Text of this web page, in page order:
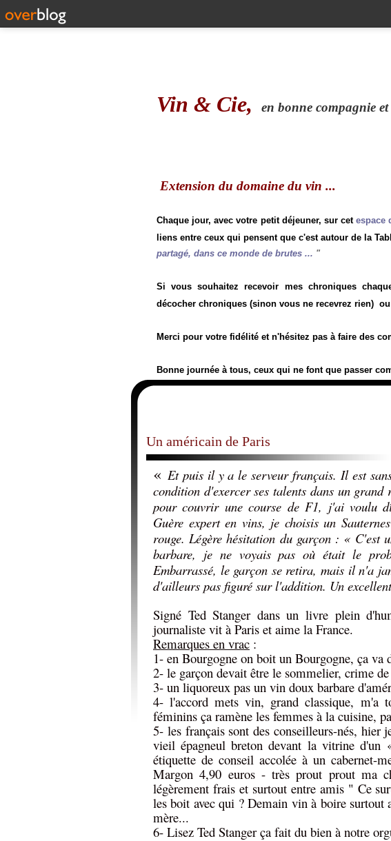
Vin & Cie, en bonne compagnie
Extension du domaine du vin ...
Chaque jour, avec votre petit déjeuner, sur cetespace
liens entre ceux qui pensent que c'est autour de la
partagé, dans ce monde de brutes ... "
Si vous souhaitez recevoir mes chroniques
décocher chroniques (sinon vous ne recevrez rien)
Merci pour votre fidélité et n'hésitez pas à faire des
Bonne journée à tous, ceux qui ne font que passer
Un américain de Paris
« Et puis il y a le serveur français. Il est
condition d'exercer ses talents dans un
pour couvrir une course de F1, j'ai voulu
Guère expert en vins, je choisis un
rouge. Légère hésitation du garçon : « C'est
barbare, je ne voyais pas où était le
Embarrassé, le garçon se retira, mais il n'a
d'ailleurs pas figuré sur l'addition. Un
Signé Ted Stanger dans un livre plein
journaliste vit à Paris et aime la France.
Remarques en vrac :
1- en Bourgogne on boit un Bourgogne, ça va
2- le garçon devait être le sommelier, crime
3- un liquoreux pas un vin doux barbare
4- l'accord mets vin, grand classique, m'a
féminins ça ramène les femmes à la cuisine,
5- les français sont des conseilleurs-nés, hier
vieil épagneul breton devant la vitrine d'un
étiquette de conseil accolée à un cabernet-
Margon 4,90 euros - très prout prout ma
légèrement frais et surtout entre amis " Ce
les boit avec qui ? Demain vin à boire surtout
mère...
6- Lisez Ted Stanger ça fait du bien à notre